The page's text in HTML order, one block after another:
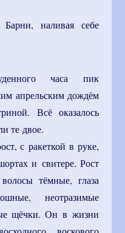
наливая себе
часа пик
апрельским дождём
Всё оказалось
те двое.
с ракеткой в руке,
и свитере. Рост
тёмные, глаза
неотразимые
щёчки. Он в жизни